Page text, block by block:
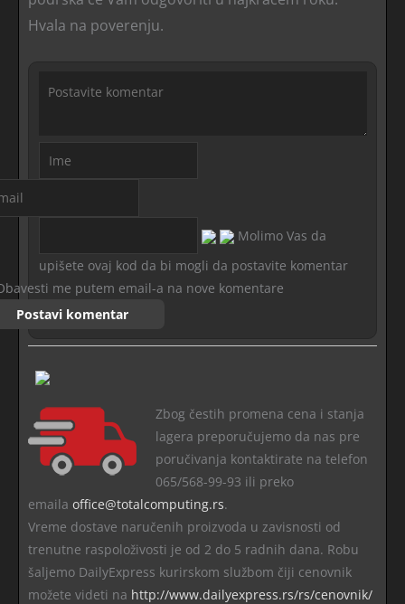
Hvala na poverenju.
Molimo Vas da
upišete ovaj kod da bi mogli da postavite komentar
me putem email-a na nove komentare
Zbog čestih promena cena i stanja
lagera preporučujemo da nas pre
poručivanja kontaktirate na telefon
065/568-99-93 ili preko
emaila office@totalcomputing.rs.
Vreme dostave naručenih proizvoda u zavisnosti od
trenutne raspoloživosti je od 2 do 5 radnih dana. Robu
šaljemo DailyExpress kurirskom službom čiji cenovnik
možete videti na http://www.dailyexpress.rs/rs/cenovnik/